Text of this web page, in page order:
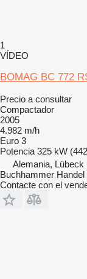
1
VÍDEO
BOMAG BC 772
Precio a consultar
Compactador
2005
4.982 m/h
Euro 3
Potencia 325 kW
Alemania, Lübeck
Buchhammer Handel
Contacte con el